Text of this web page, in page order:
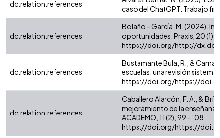
dc.relation.references
caso del ChatGPT. Trabajo
dc.relation.references
Bolaño - García, M. (2024).
oportunidades. Praxis, 20 (1),
https://doi.org/http://
dc.relation.references
Bustamante Bula, R., &
escuelas: una revisión
https://doi.org/https://
dc.relation.references
Caballero Alarcón, F. A., &
mejoramiento de la
ACADEMO, 11 (2), 99 - 108.
https://doi.org/https://